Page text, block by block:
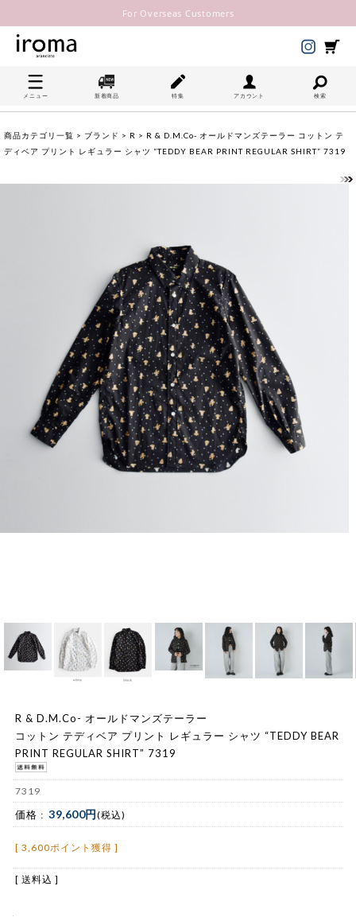
For Overseas Customers
メニュー 新着商品 特集 アカウント 検索
商品カテゴリ一覧 > ブランド > R > R & D.M.Co- オールドマンズテーラー コットン テ
ディベア プリント レギュラー シャツ “TEDDY BEAR PRINT REGULAR SHIRT” 7319
R & D.M.Co- オールドマンズテーラー
コットン テディベア プリント レギュラー シャツ “TEDDY BEAR
PRINT REGULAR SHIRT” 7319
7319
価格 : 39,600円(税込)
[ 3,600ポイント獲得 ]
[ 送料込 ]